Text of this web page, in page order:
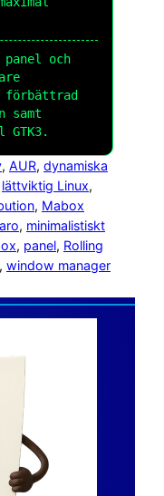
och
förbättrad
samt
, AUR, dynamiska
lättviktig Linux
, Mabox
, minimalistiskt
, panel, Rolling
, window manager